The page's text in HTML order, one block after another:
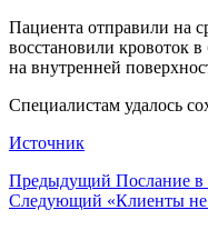
Пациента отправили на
восстановили кровоток
на внутренней
Специалистам удалось
Источник
Предыдущий Послание в
Следующий «Клиенты не